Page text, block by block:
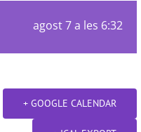
agost 7 a les 6:32
+ GOOGLE CALENDAR